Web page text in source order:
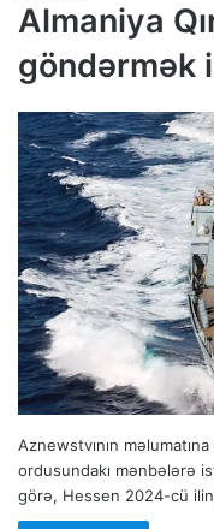
Almaniya
göndərmək
Aznewstvının
ordusundakı mənbələrə
görə, Hessen 2024-cü